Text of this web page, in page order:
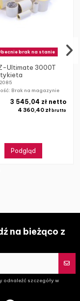
brak na stanie
Ultimate 3000T
Brak na magazynie
4 360,40 zł brutto
3 545,04 zł netto
Podgląd
na bieżąco z
odnaleźć szczegóły w